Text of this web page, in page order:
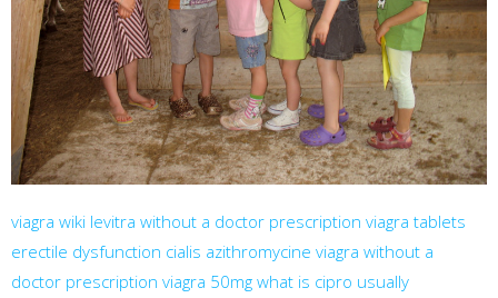
viagra wiki levitra without a doctor prescription viagra tablets
erectile dysfunction cialis azithromycine viagra without a
doctor prescription viagra 50mg what is cipro usually